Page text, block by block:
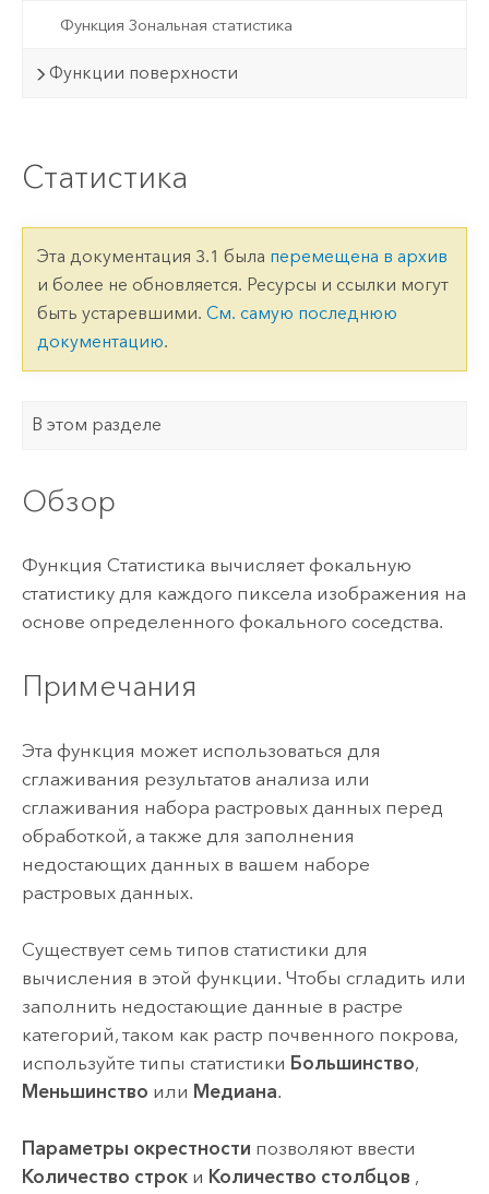
Функция Зональная статистика
Функции поверхности
Статистика
Эта документация 3.1 была перемещена в архив
и более не обновляется. Ресурсы и ссылки могут
быть устаревшими. См. самую последнюю
документацию.
В этом разделе
Обзор
Функция Статистика вычисляет фокальную
статистику для каждого пиксела изображения на
основе определенного фокального соседства.
Примечания
Эта функция может использоваться для
сглаживания результатов анализа или
сглаживания набора растровых данных перед
обработкой, а также для заполнения
недостающих данных в вашем наборе
растровых данных.
Существует семь типов статистики для
вычисления в этой функции. Чтобы сгладить или
заполнить недостающие данные в растре
категорий, таком как растр почвенного покрова,
используйте типы статистики Большинство,
Меньшинство или Медиана.
Параметры окрестности позволяют ввести
Количество строки Количество столбцов ,